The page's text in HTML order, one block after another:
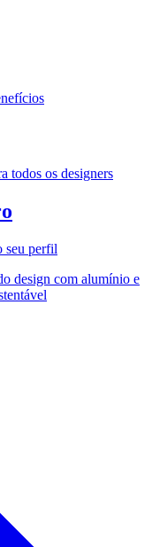
todos os designers
seu perfil
design com alumínio e